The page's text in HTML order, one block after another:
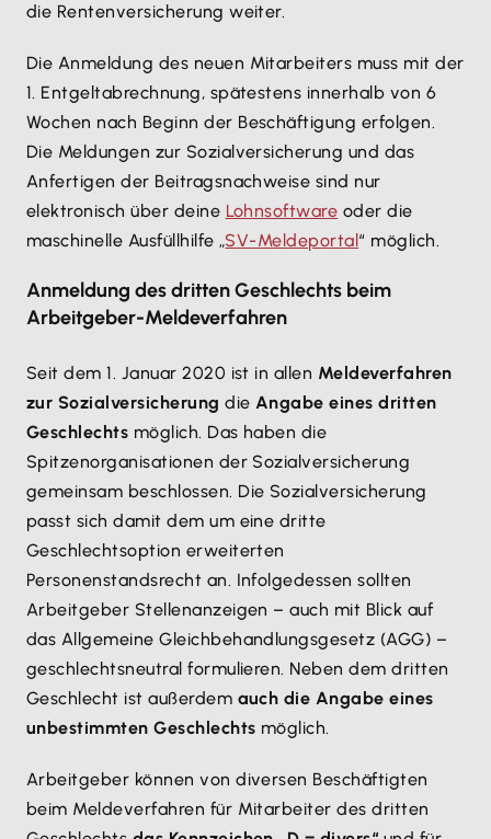
die Rentenversicherung weiter.
Die Anmeldung des neuen Mitarbeiters muss mit der
1. Entgeltabrechnung, spätestens innerhalb von 6
Wochen nach Beginn der Beschäftigung erfolgen.
Die Meldungen zur Sozialversicherung und das
Anfertigen der Beitragsnachweise sind nur
elektronisch über deine Lohnsoftware oder die
maschinelle Ausfüllhilfe „SV-Meldeportal“ möglich.
Anmeldung des dritten Geschlechts beim
Arbeitgeber-Meldeverfahren
Seit dem 1. Januar 2020 ist in allen Meldeverfahren
zur Sozialversicherungdie Angabe eines dritten
Geschlechts möglich. Das haben die
Spitzenorganisationen der Sozialversicherung
gemeinsam beschlossen. Die Sozialversicherung
passt sich damit dem um eine dritte
Geschlechtsoption erweiterten
Personenstandsrecht an. Infolgedessen sollten
Arbeitgeber Stellenanzeigen – auch mit Blick auf
das Allgemeine Gleichbehandlungsgesetz (AGG) –
geschlechtsneutral formulieren. Neben dem dritten
Geschlecht ist außerdem auch die Angabe eines
unbestimmten Geschlechts möglich.
Arbeitgeber können von diversen Beschäftigten
beim Meldeverfahren für Mitarbeiter des dritten